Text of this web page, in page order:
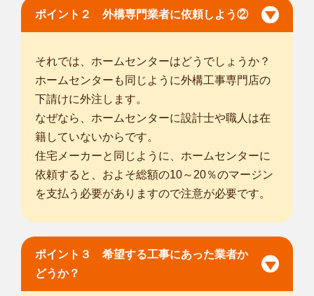
ポイント２ 外構専門業者に依頼しよう②
それでは、ホームセンターはどうでしょうか？
ホームセンターも同じように外構工事専門店の
下請けに外注します。
なぜなら、ホームセンターに設計士や職人は在
籍していないからです。
住宅メーカーと同じように、ホームセンターに
依頼すると、およそ総額の10～20％のマージン
を支払う必要がありますので注意が必要です。
ポイント３ 希望する工事にあった業者か
どうか？